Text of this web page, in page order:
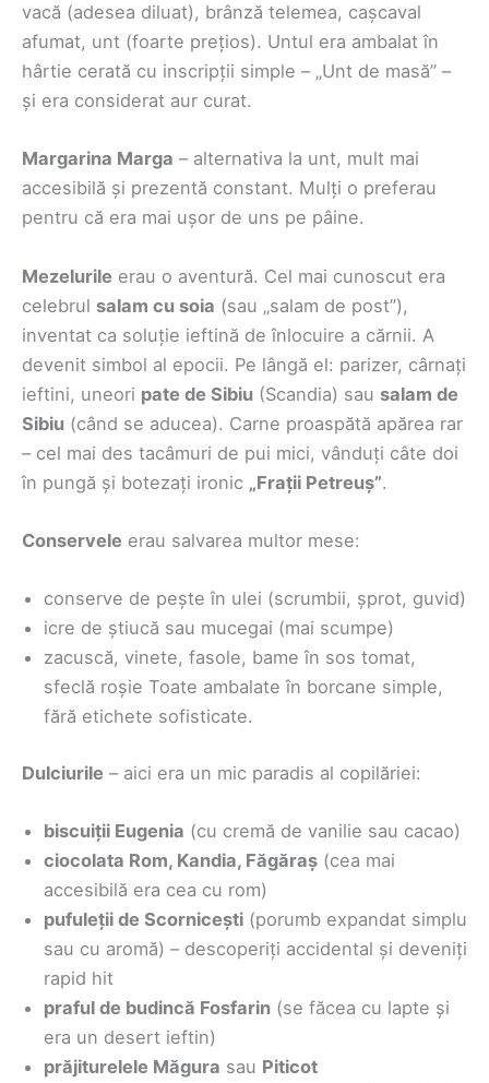
vacă (adesea diluat), brânză telemea, cașcaval
afumat, unt (foarte prețios). Untul era ambalat în
hârtie cerată cu inscripții simple – „Unt de masă” –
și era considerat aur curat.
Margarina Marga – alternativa la unt, mult mai
accesibilă și prezentă constant. Mulți o preferau
pentru că era mai ușor de uns pe pâine.
Mezelurile erau o aventură. Cel mai cunoscut era
celebrul salam cu soia (sau „salam de post”),
inventat ca soluție ieftină de înlocuire a cărnii. A
devenit simbol al epocii. Pe lângă el: parizer, cârnați
ieftini, uneori pate de Sibiu (Scandia) sau salam de
Sibiu (când se aducea). Carne proaspătă apărea rar
– cel mai des tacâmuri de pui mici, vânduți câte doi
în pungă și botezați ironic „Frații Petreuș”.
Conservele erau salvarea multor mese:
conserve de pește în ulei (scrumbii, șprot, guvid)
icre de știucă sau mucegai (mai scumpe)
zacuscă, vinete, fasole, bame în sos tomat,
sfeclă roșie Toate ambalate în borcane simple,
fără etichete sofisticate.
Dulciurile – aici era un mic paradis al copilăriei:
biscuiții Eugenia (cu cremă de vanilie sau cacao)
ciocolata Rom, Kandia, Făgăraș (cea mai
accesibilă era cea cu rom)
pufuleții de Scornicești (porumb expandat simplu
sau cu aromă) – descoperiți accidental și deveniți
rapid hit
praful de budincă Fosfarin (se făcea cu lapte și
era un desert ieftin)
prăjiturelele Măgura sau Piticot